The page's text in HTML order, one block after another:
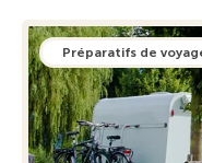
Préparatifs de